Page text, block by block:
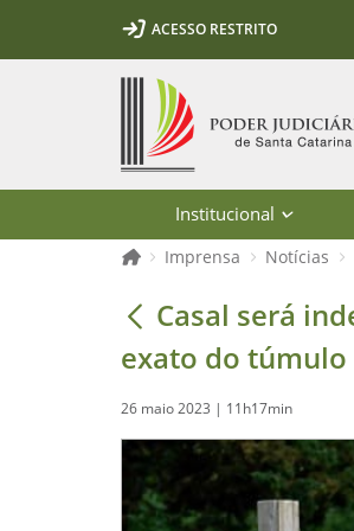
Ir para o conteúdo
Ir para a ferramenta de acessibilidade -
Ir para o menu principal
Ir para a pesquisa
Ir para o rodapé
Ir para a página inicialACESSO RESTRITO
Institucional
Página inicial
Imprensa Notícias
Casal será indenizado
Casal será
exato do túmulo
26 maio 2023 | 11h17min